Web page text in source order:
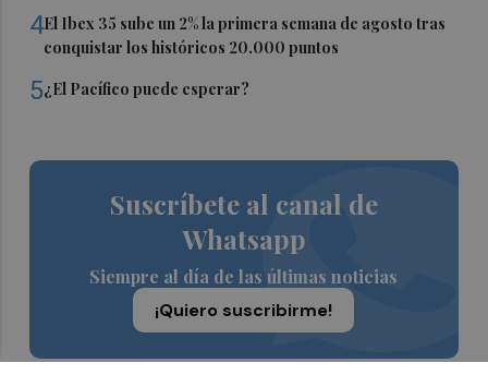
4El Ibex 35 sube un 2% la primera semana de agosto tras
conquistar los históricos 20.000 puntos
5¿El Pacífico puede esperar?
Suscríbete al canal de
Whatsapp
Siempre al día de las últimas noticias
¡Quiero suscribirme!